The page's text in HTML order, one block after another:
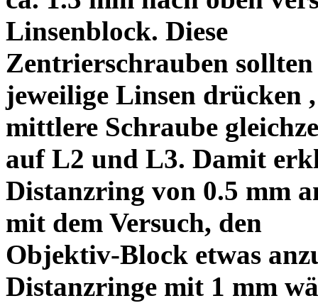
Linsenblock. Diese
Zentrierschrauben
jeweilige Linsen drücken
mittlere Schraube
auf L2 und L3. Damit
Distanzring von 0.5 mm
mit dem Versuch, den
Objektiv-Block etwas
Distanzringe mit 1 mm